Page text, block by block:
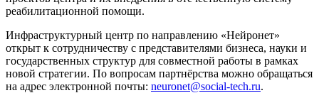
реабилитационной помощи.
Инфраструктурный центр по направлению «Нейронет»
открыт к сотрудничеству с представителями бизнеса, науки и
государственных структур для совместной работы в рамках
новой стратегии. По вопросам партнёрства можно обращаться
на адрес электронной почты: neuronet@social-tech.ru.